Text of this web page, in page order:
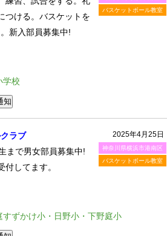
バスケットボール教室
つける。バスケットを
新入部員募集中!
学校
2025年4月25日
神奈川県横浜市港南区
バスケットボール教室
ラブ
まで男女部員募集中!
付してます。
ずかけ小・日野小・下野庭小